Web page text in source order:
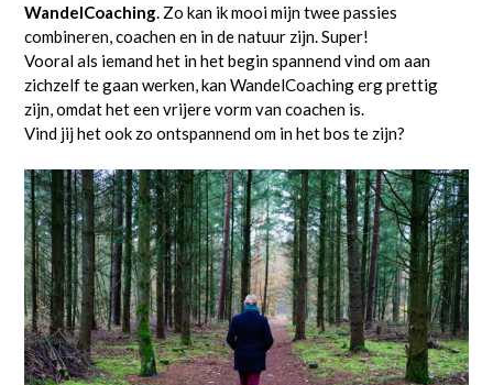
WandelCoaching. Zo kan ik mooi mijn twee passies
combineren, coachen en in de natuur zijn. Super!
Vooral als iemand het in het begin spannend vind om aan
zichzelf te gaan werken, kan WandelCoaching erg prettig
zijn, omdat het een vrijere vorm van coachen is.
Vind jij het ook zo ontspannend om in het bos te zijn?